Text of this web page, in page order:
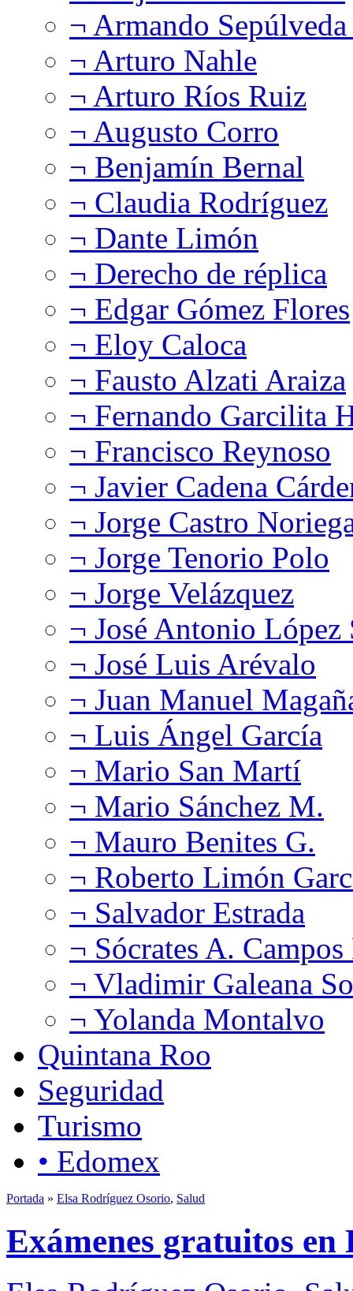
¬ Armando
¬ Arturo Nahle
¬ Arturo Ríos Ruiz
¬ Augusto Corro
¬ Benjamín Bernal
¬ Claudia Rodríguez
¬ Dante Limón
¬ Derecho de réplica
¬ Edgar Gómez Flores
¬ Eloy Caloca
¬ Fausto Alzati Araiza
¬ Fernando Garcilita
¬ Francisco Reynoso
¬ Javier Cadena
¬ Jorge Castro
¬ Jorge Tenorio Polo
¬ Jorge Velázquez
¬ José Antonio López
¬ José Luis Arévalo
¬ Juan Manuel
¬ Luis Ángel García
¬ Mario San Martí
¬ Mario Sánchez M.
¬ Mauro Benites G.
¬ Roberto Limón
¬ Salvador Estrada
¬ Sócrates A.
¬ Vladimir Galeana
¬ Yolanda Montalvo
Quintana Roo
Seguridad
Turismo
• Edomex
Portada » Elsa Rodríguez Osorio, Salud
Exámenes gratuitos